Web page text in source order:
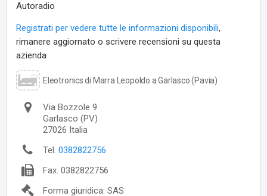
Autoradio
Registrati per vedere tutte le informazioni disponibili,
rimanere aggiornato o scrivere recensioni su questa
azienda
Eleotronics di Marra Leopoldo a Garlasco (Pavia)
Via Bozzole 9
Garlasco (PV)
27026 Italia
Tel. 0382822756
Fax. 0382822756
Forma giuridica: SAS